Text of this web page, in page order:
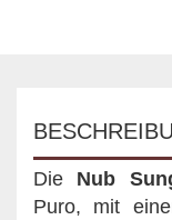
Die Nub
Puro, mit